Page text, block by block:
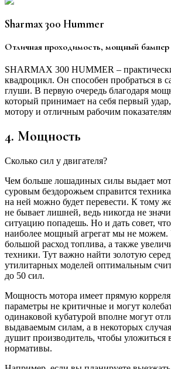
Sharmax 300 Hummer
Отличная проходимость, мощный бампер
SHARMAX 300 HUMMER –
квадроцикл. Он способен пробраться в
глуши. В первую очередь благодаря
который принимает на себя первый
мотору и отличным рабочим
4. Мощность
Сколько сил у двигателя?
Чем больше лошадиных силы выдает
суровым бездорожьем справится
на ней можно будет перевести. К тому
не бывает лишней, ведь никогда не
ситуацию попадешь. Но и дать совет,
наиболее мощный агрегат мы не можем.
большой расход топлива, а также
техники. Тут важно найти золотую
утилитарных моделей оптимальным
до 50 сил.
Мощность мотора имеет прямую
параметры не критичные и могут
одинаковой кубатурой вполне могут
выдаваемым силам, а в некоторых
душит производитель, чтобы уложиться
нормативы.